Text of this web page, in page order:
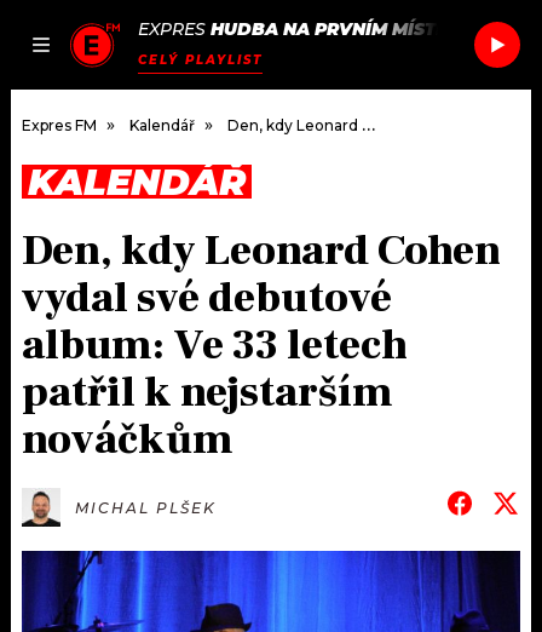
JAK
SEZNAM.CZ
EXPRES HUDBA NA PRVNÍM MÍSTĚ PEGGY
CELÝ PLAYLIST
DOMŮ
ČLÁNKY
AKTUÁLNĚ
HUDBA
ROZHOVORY
#NEBUDUDOMA
KALENDÁŘ
KVÍZY
PODCASTY
JAK NALADIT
RÁDIO
APLIKACE
PROGRAM
PLAYLIST
SOUTĚŽE
Expres FM Kalendář Den, kdy Leonard Cohen vydal své debutové album: Ve 33 letech patřil k nejstarším nováčkům
KALENDÁŘ
Den, kdy Leonard Cohen
vydal své debutové
album: Ve 33 letech
patřil k nejstarším
nováčkům
MICHAL PLŠEK